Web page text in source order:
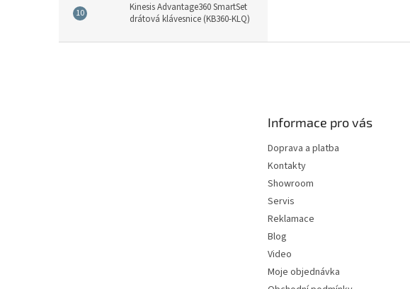
Kinesis Advantage360 SmartSet
drátová klávesnice (KB360-KLQ)
Informace pro vás
Doprava a platba
Kontakty
Showroom
Servis
Reklamace
Blog
Video
Moje objednávka